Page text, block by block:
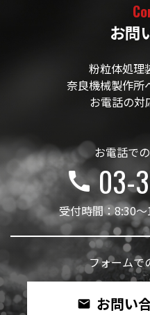
お問
粉粒体処理
奈良機械製作所
お電話の対
お電話で
call 03-
受付時間：8:30
フォームで
mail お問い